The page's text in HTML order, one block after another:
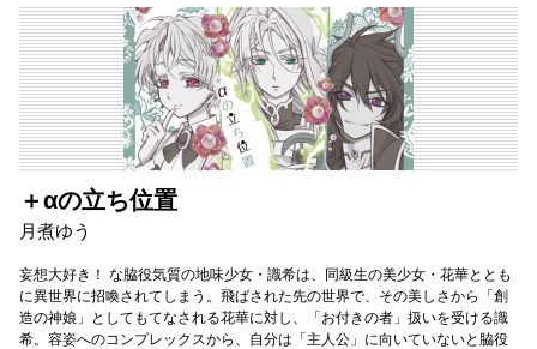
＋αの立ち位置
月煮ゆう
妄想大好き！ な脇役気質の地味少女・識希は、同級生の美少女・花華ととも
に異世界に招喚されてしまう。飛ばされた先の世界で、その美しさから「創
造の神娘」としてもてなされる花華に対し、「お付きの者」扱いを受ける識
希。容姿へのコンプレックスから、自分は「主人公」に向いていないと脇役